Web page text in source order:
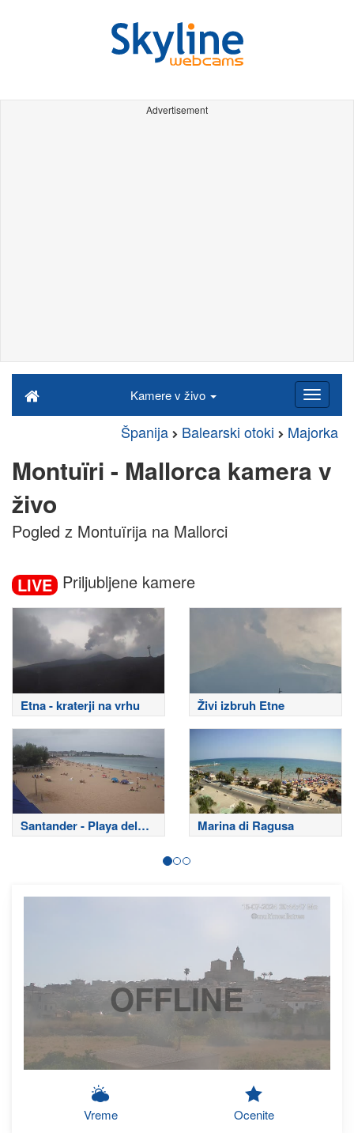
Advertisement
Kamere v živo
Španija Balearski otoki Majorka
Montuïri - Mallorca kamera v
živo
Pogled z Montuïrija na Mallorci
LIVE Priljubljene kamere
Etna - kraterji na vrhu Živi izbruh Etne
Santander - Playa del
Sardinero
Marina di Ragusa
OFFLINE
Vreme Ocenite